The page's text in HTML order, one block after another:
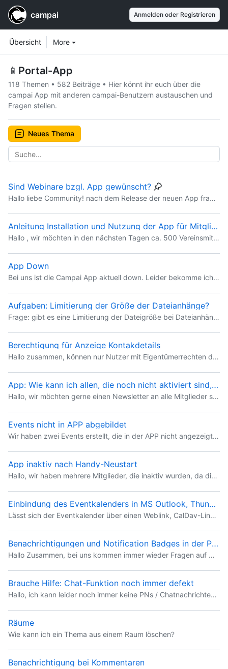
campai Anmelden oder Registrieren
navigation
Übersicht More Workspace items
📱 Portal-App
118 Themen • 582 Beiträge • Hier könnt ihr euch über die
campai App mit anderen campai-Benutzern austauschen und
Fragen stellen.
Neues Thema
Sind Webinare bzgl. App gewünscht?
Hallo liebe Community! nach dem Release der neuen App fragen wir, ob Webinare gewünscht sind? Bevor ihr antwortet, probiert die App bitte mal selbst aus, weil vielleicht ist dann schon alles klar. E
Anleitung Installation und Nutzung der App für Mitglieder
Hallo , wir möchten in den nächsten Tagen ca. 500 Vereinsmitglieder zur Nutzung der Campai-App einladen. Gibt es eine Schritt- für Schritt Anleitung für Mitglieder, was sie als erstes für die Nutzung
App Down
Bei uns ist die Campai App aktuell down. Leider bekomme ich auch beim Support wenn ich ein Ticket erstellen möchte nur eine weiße Seite…
Aufgaben: Limitierung der Größe der Dateianhänge?
Frage: gibt es eine Limitierung der Dateigröße bei Dateianhängen von Aufgaben? Wie groß ist die? Ich konnte Dateien mit Größen von weniger als 10 MB anhängen, aber keine Datei mit einer Größe von 25 M
Berechtigung für Anzeige Kontakdetails
Hallo zusammen, können nur Nutzer mit Eigentümerrechten die Kontaktsdetails von Mitgliedern eines Raumes sehen? Oder gibt es die Möglichkeit, über die Berechtigungen die Einicht in die Details zu erm
App: Wie kann ich allen, die noch nicht aktiviert sind, Einladungsmail noch mal zuschicken?
Hallo, wir möchten gerne einen Newsletter an alle Mitglieder senden mit der Bitte, sich im Portal anzumelden (falls noch nicht geschehen). Dafür müsste ich ja direkt nach dieser Rundmail allen Mitgli
Events nicht in APP abgebildet
Wir haben zwei Events erstellt, die in der APP nicht angezeigt werden. Die Angebote sind in der APP aktiviert und ich habe eingestellt "EventsErmöglicht es Benutzern, Events und Kurse innerhalb der Ap
App inaktiv nach Handy-Neustart
Hallo, wir haben mehrere Mitglieder, die inaktiv wurden, da die App scheinbar nicht mehr aktiv Benachrichtigungen zugestellt hat (vermutlich nach einem Neustart von Android ; ggf. auch andere Gründe)
Einbindung des Eventkalenders in MS Outlook, Thunderbird etc.
Lässt sich der Eventkalender über einen Weblink, CalDav-Link o.ä. in die Kalender von Outlook, Thunderbird, iOS etc. einbinden? Wie genau? Sonnigen Tag. Klaus
Benachrichtigungen und Notification Badges in der Portal-App
Hallo Zusammen, bei uns kommen immer wieder Fragen auf wann es Benachrichtigungen bzw. wann es Notification Badges, sprich die roten Punkte am App-Icon oder auch rote Punkte in der App bei Räumen, Ko
Brauche Hilfe: Chat-Funktion noch immer defekt
Hallo, ich kann leider noch immer keine PNs / Chatnachrichten an Mitglieder senden, mit denen ich noch keinen Chat hatte. Muss aber dringend einem Mitglied eine PN schicken. (An den Support komme ic
Räume
Wie kann ich ein Thema aus einem Raum löschen?
Benachrichtigung bei Kommentaren